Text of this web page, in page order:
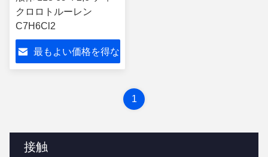
接触
クロロトルーレン
C7H6Cl2
最もよい価格を得な
1